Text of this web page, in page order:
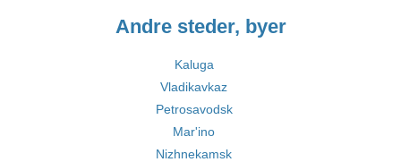
Andre steder, byer
Kaluga
Vladikavkaz
Petrosavodsk
Mar'ino
Nizhnekamsk